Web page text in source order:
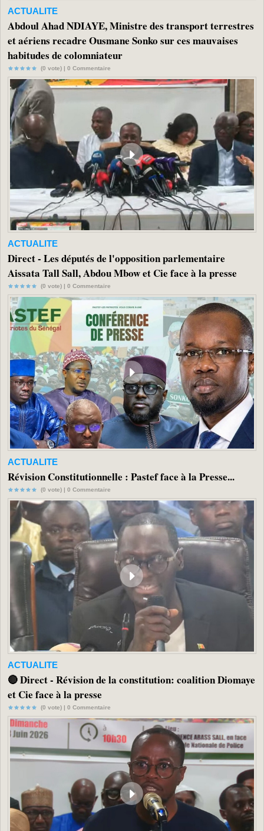
ACTUALITE
Abdoul Ahad NDIAYE, Ministre des transport terrestres
et aériens recadre Ousmane Sonko sur ces mauvaises
habitudes de colomniateur
(0 vote) | 0 Commentaire
ACTUALITE
Direct - Les députés de l'opposition parlementaire
Aissata Tall Sall, Abdou Mbow et Cie face à la presse
(0 vote) | 0 Commentaire
ACTUALITE
Révision Constitutionnelle : Pastef face à la Presse...
(0 vote) | 0 Commentaire
ACTUALITE
🔴 Direct - Révision de la constitution: coalition Diomaye
et Cie face à la presse
(0 vote) | 0 Commentaire